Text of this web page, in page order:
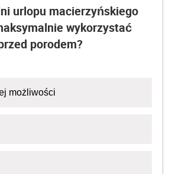
urlopu macierzyńskiego
wykorzystać
porodem?
możliwości